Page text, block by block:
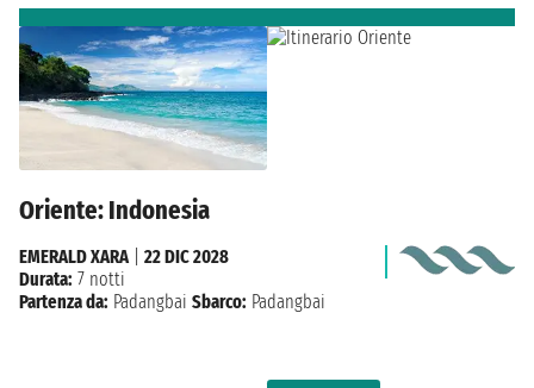
Oriente: Indonesia
EMERALD XARA| 22 DIC 2028
Durata: 7 notti
Partenza da: Padangbai Sbarco: Padangbai